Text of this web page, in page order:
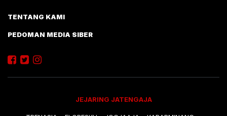
TENTANG KAMI
PEDOMAN MEDIA SIBER
JEJARING JATENGAJA